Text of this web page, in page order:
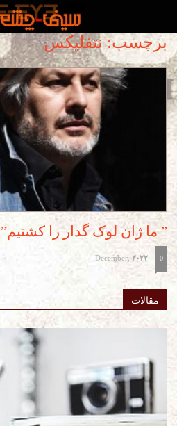
برچسب: نتفلیکس
” ما ژان لوک گدار را کشتیم”
-
December, 2022 0
مقالات